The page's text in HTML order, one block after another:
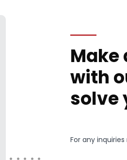
Make
with
solve
For any